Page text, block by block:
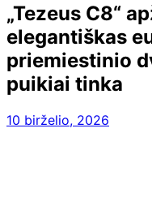
„Tezeus C8“
elegantiškas
priemiestinio
puikiai tinka
10 birželio, 2026